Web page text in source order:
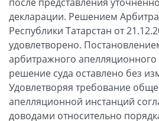
декларации. Решением
Республики Татарстан от
удовлетворено.
арбитражного апелляционного
решение суда оставлено без
Удовлетворяя требование
апелляционной инстанций
доводами относительно